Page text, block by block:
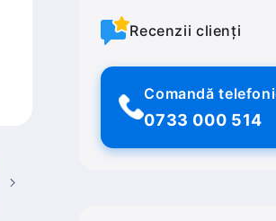
Recenzii clienți
Comandă
0733 000 514